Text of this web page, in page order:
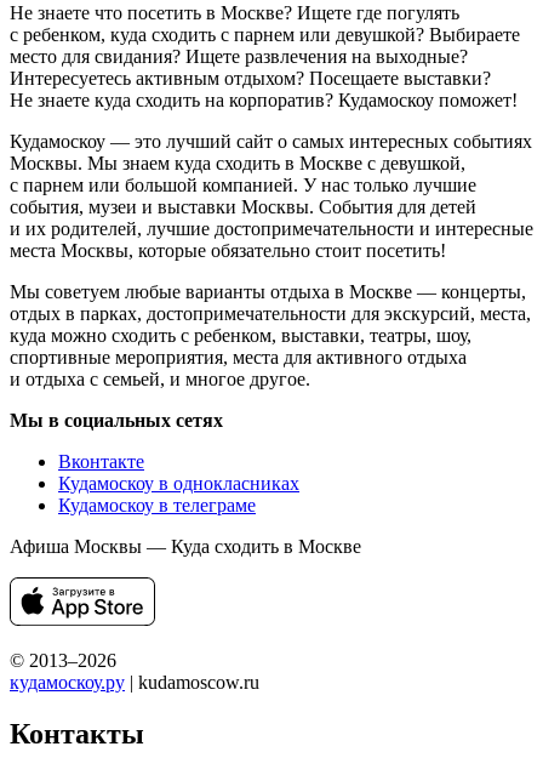
Не знаете что посетить в Москве? Ищете где погулять
с ребенком, куда сходить с парнем или девушкой? Выбираете
место для свидания? Ищете развлечения на выходные?
Интересуетесь активным отдыхом? Посещаете выставки?
Не знаете куда сходить на корпоратив? Кудамоскоу поможет!
Кудамоскоу — это лучший сайт о самых интересных событиях
Москвы. Мы знаем куда сходить в Москве с девушкой,
с парнем или большой компанией. У нас только лучшие
события, музеи и выставки Москвы. События для детей
и их родителей, лучшие достопримечательности и интересные
места Москвы, которые обязательно стоит посетить!
Мы советуем любые варианты отдыха в Москве — концерты,
отдых в парках, достопримечательности для экскурсий, места,
куда можно сходить с ребенком, выставки, театры, шоу,
спортивные мероприятия, места для активного отдыха
и отдыха с семьей, и многое другое.
Мы в социальных сетях
Вконтакте
Кудамоскоу в однокласниках
Кудамоскоу в телеграме
Афиша Москвы — Куда сходить в Москве
© 2013–2026
кудамоскоу.ру | kudamoscow.ru
Контакты